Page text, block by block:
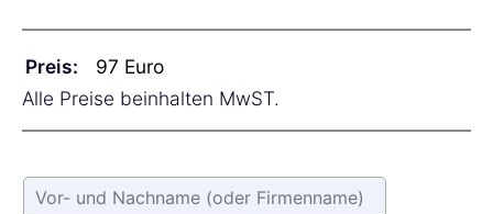
Preis:
Alle Preise beinhalten MwST.